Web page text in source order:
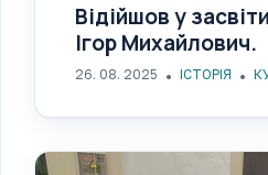
Відійшов у
Ігор Михайлович.
26. 08. 2025 ІСТОРІЯ